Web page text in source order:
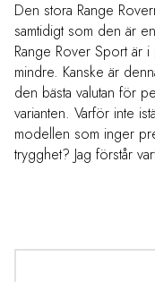
Den stora Range
samtidigt som den är
Range Rover Sport är
mindre. Kanske är
den bästa valutan för
varianten. Varför inte
modellen som inger
trygghet? Jag förstår